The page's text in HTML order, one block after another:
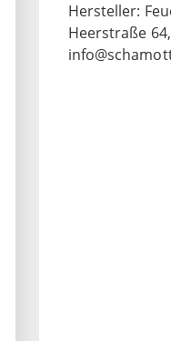
Hersteller:
Heerstraße